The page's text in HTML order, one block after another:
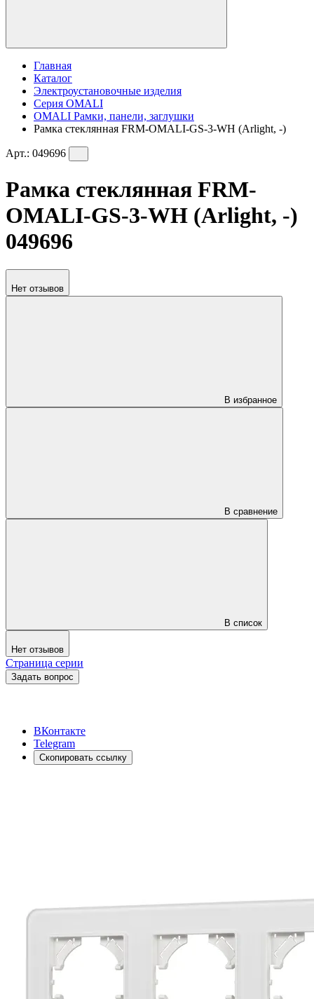
Главная
Каталог
Электроустановочные изделия
Серия OMALI
OMALI Рамки, панели, заглушки
Рамка стеклянная FRM-OMALI-GS-3-WH (Arlight, -)
Арт.: 049696
Рамка стеклянная FRM-
OMALI-GS-3-WH (Arlight, -)
049696
Нет отзывов
В избранное
В сравнение
В список
Нет отзывов
Страница серии
Задать вопрос
ВКонтакте
Telegram
Скопировать ссылку